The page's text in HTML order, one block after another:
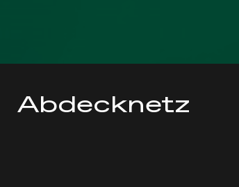
Abdecknetz